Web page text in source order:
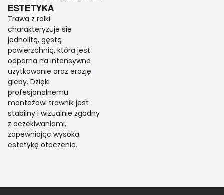
ESTETYKA
Trawa z rolki
charakteryzuje się
jednolitą, gęstą
powierzchnią, która jest
odporna na intensywne
użytkowanie oraz erozję
gleby. Dzięki
profesjonalnemu
montażowi trawnik jest
stabilny i wizualnie zgodny
z oczekiwaniami,
zapewniając wysoką
estetykę otoczenia.